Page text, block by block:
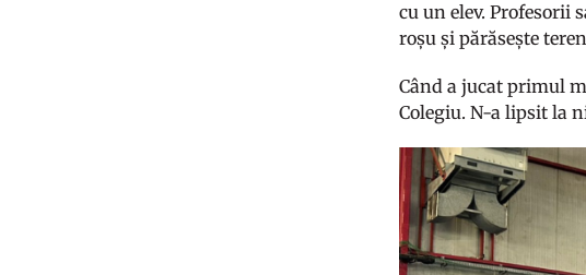
cu un elev. Profesorii
roșu și părăsește
Când a jucat primul
Colegiu. N-a lipsit la